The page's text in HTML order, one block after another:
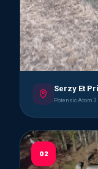
Serzy Et
Potensic Atom 3
02